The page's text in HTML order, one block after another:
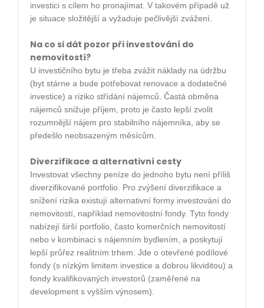
investici s cílem ho pronajímat. V takovém případě už
je situace složitější a vyžaduje pečlivější zvážení.
Na co si dát pozor při investování do
nemovitostí?
U investičního bytu je třeba zvážit náklady na údržbu
(byt stárne a bude potřebovat renovace a dodatečné
investice) a riziko střídání nájemců . Častá obměna
nájemců snižuje příjem, proto je často lepší zvolit
rozumnější nájem pro stabilního nájemníka, aby se
předešlo neobsazeným měsícům.
Diverzifikace a alternativní cesty
Investovat všechny peníze do jednoho bytu není příliš
diverzifikované portfolio. Pro zvýšení diverzifikace a
snížení rizika existují alternativní formy investování do
nemovitostí, například nemovitostní fondy. Tyto fondy
nabízejí širší portfolio, často komerčních nemovitostí
nebo v kombinaci s nájemním bydlením, a poskytují
lepší průřez realitním trhem. Jde o otevřené podílové
fondy (s nízkým limitem investice a dobrou likviditou) a
fondy kvalifikovaných investorů (zaměřené na
development s vyšším výnosem).